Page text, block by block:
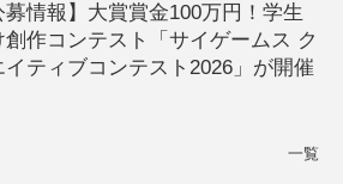
募情報】大賞賞金100万円！学生
創作コンテスト「サイゲームス ク
イティブコンテスト2026」が開催
一覧